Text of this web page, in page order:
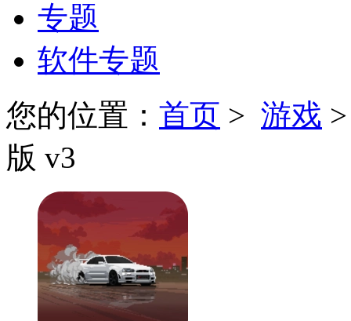
专题
软件专题
您的位置： 首页 > 游戏
版 v3